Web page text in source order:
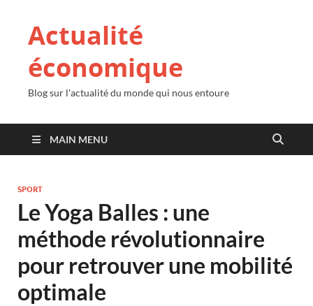
Actualité
économique
Blog sur l'actualité du monde qui nous entoure
MAIN MENU
SPORT
Le Yoga Balles : une
méthode révolutionnaire
pour retrouver une mobilité
optimale